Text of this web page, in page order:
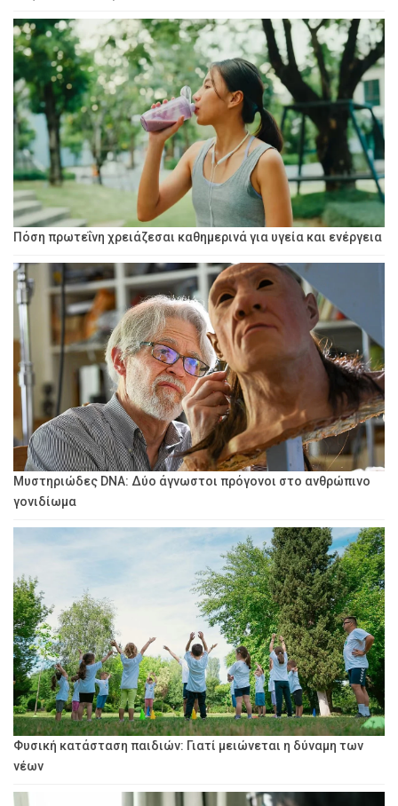
Πόση πρωτεΐνη χρειάζεσαι καθημερινά για υγεία και ενέργεια
Μυστηριώδες DNA: Δύο άγνωστοι πρόγονοι στο ανθρώπινο
γονιδίωμα
Φυσική κατάσταση παιδιών: Γιατί μειώνεται η δύναμη των
νέων